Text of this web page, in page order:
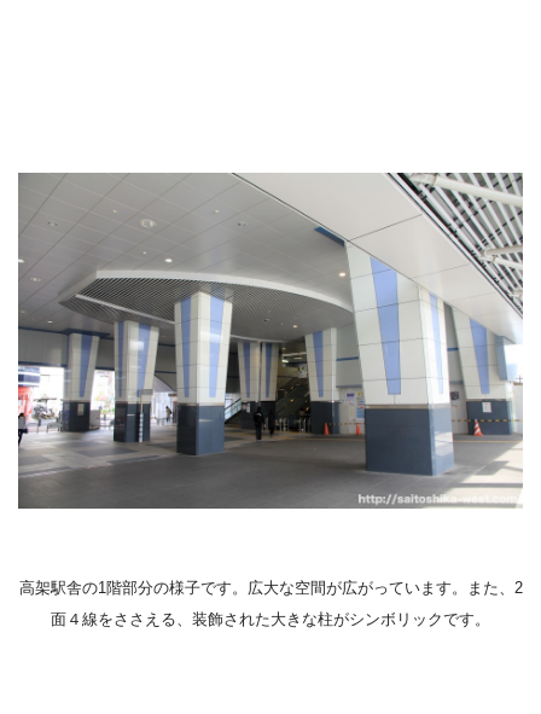
高架駅舎の1階部分の様子です。広大な空間が広がっています。また、2
面４線をささえる、装飾された大きな柱がシンボリックです。